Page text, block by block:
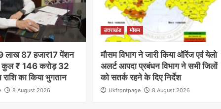
लाख 87 हजार17 पेंशन
कुल ₹ 146 करोड़ 32
का किया भुगतान
8 August 2026
उत्तराखंड मौसम
मौसम विभाग ने जारी किया ऑरेंज एवं येलो
अलर्ट आपदा प्रबंधन विभाग ने सभी जिलों
को सतर्क रहने के दिए निर्देश
Ukfrontpage 8 August 2026